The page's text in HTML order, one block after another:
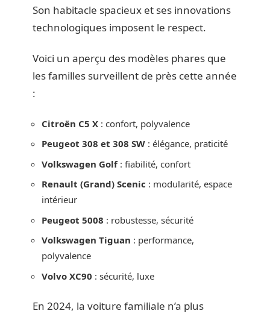
Son habitacle spacieux et ses innovations
technologiques imposent le respect.
Voici un aperçu des modèles phares que
les familles surveillent de près cette année
:
Citroën C5 X : confort, polyvalence
Peugeot 308 et 308 SW : élégance, praticité
Volkswagen Golf: fiabilité, confort
Renault (Grand) Scenic : modularité, espace
intérieur
Peugeot 5008 : robustesse, sécurité
Volkswagen Tiguan : performance,
polyvalence
Volvo XC90 : sécurité, luxe
En 2024, la voiture familiale n’a plus